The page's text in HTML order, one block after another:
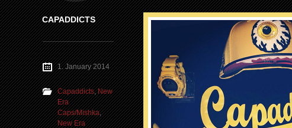
CAPADDICTS
1. January 2014
Capaddicts,New
Era
Caps/Mishka,
New Era